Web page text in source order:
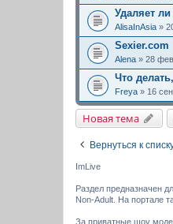
Удаляет
AlisaInAsia »
Sexier.com
Alena » 28
Что
Freya » 16
Новая тема
Вернуться к
ImLive
Раздел предназначен
Non-Adult. На портале
За приватные шоу